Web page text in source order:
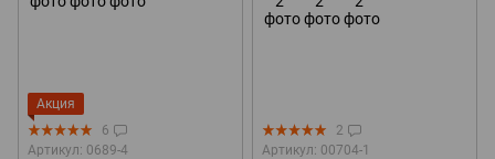
Акция
6
Артикул: 0689-4
2
Артикул: 00704-1